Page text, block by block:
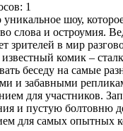
1
шоу,
слова и остроумия.
зрителей в мир
комик –
беседу на самые
и забавными
для участников.
и пустую болтовню
для самых опытных